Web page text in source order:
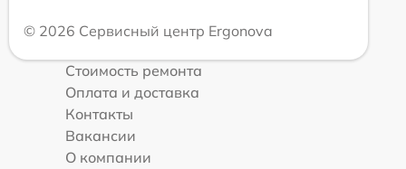
© 2026 Сервисный центр Ergonova
Стоимость ремонта
Оплата и доставка
Контакты
Вакансии
О компании